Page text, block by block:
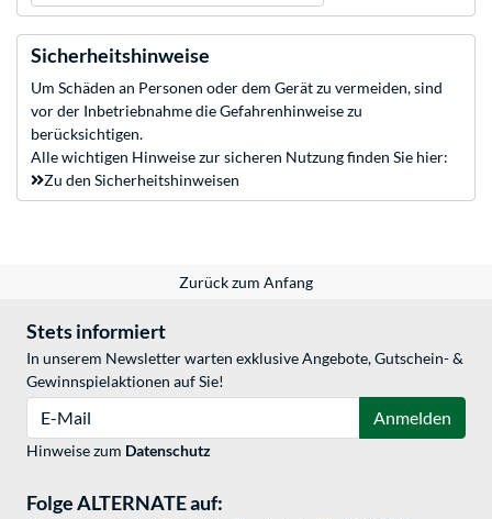
Sicherheitshinweise
Um Schäden an Personen oder dem Gerät zu vermeiden, sind
vor der Inbetriebnahme die Gefahrenhinweise zu
berücksichtigen.
Alle wichtigen Hinweise zur sicheren Nutzung finden Sie hier:
Zu den Sicherheitshinweisen
Zurück zum Anfang
Stets informiert
In unserem Newsletter warten exklusive Angebote, Gutschein- &
Gewinnspielaktionen auf Sie!
Anmelden
Hinweise zum Datenschutz
Folge ALTERNATE auf: